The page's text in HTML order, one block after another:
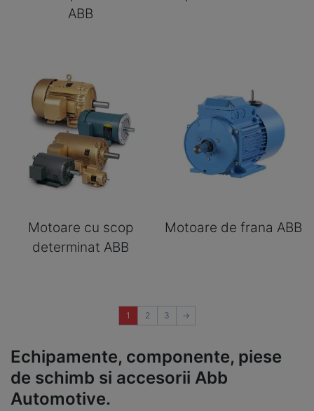
ABB
Motoare cu scop
determinat ABB
Motoare de frana ABB
1 2 3 →
Echipamente, componente, piese
de schimb si accesorii Abb
Automotive.